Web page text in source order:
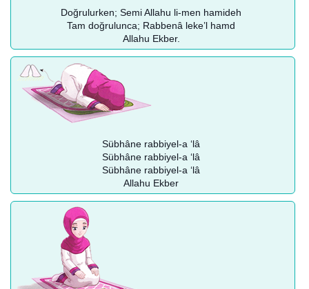
Doğrulurken; Semi Allahu li-men hamideh
Tam doğrulunca; Rabbenâ leke’l hamd
Allahu Ekber.
Sübhâne rabbiyel-a ‘lâ
Sübhâne rabbiyel-a ‘lâ
Sübhâne rabbiyel-a ‘lâ
Allahu Ekber